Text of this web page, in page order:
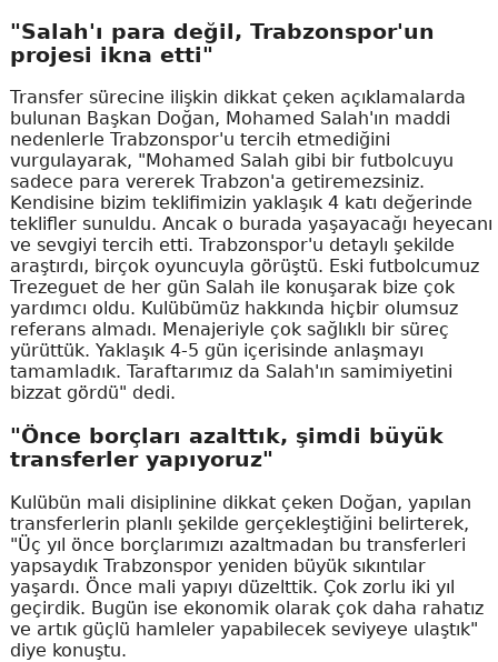
"Salah'ı para değil, Trabzonspor'un
projesi ikna etti"
Transfer sürecine ilişkin dikkat çeken açıklamalarda
bulunan Başkan Doğan, Mohamed Salah'ın maddi
nedenlerle Trabzonspor'u tercih etmediğini
vurgulayarak, "Mohamed Salah gibi bir futbolcuyu
sadece para vererek Trabzon'a getiremezsiniz.
Kendisine bizim teklifimizin yaklaşık 4 katı değerinde
teklifler sunuldu. Ancak o burada yaşayacağı heyecanı
ve sevgiyi tercih etti. Trabzonspor'u detaylı şekilde
araştırdı, birçok oyuncuyla görüştü. Eski futbolcumuz
Trezeguet de her gün Salah ile konuşarak bize çok
yardımcı oldu. Kulübümüz hakkında hiçbir olumsuz
referans almadı. Menajeriyle çok sağlıklı bir süreç
yürüttük. Yaklaşık 4-5 gün içerisinde anlaşmayı
tamamladık. Taraftarımız da Salah'ın samimiyetini
bizzat gördü" dedi.
"Önce borçları azalttık, şimdi büyük
transferler yapıyoruz"
Kulübün mali disiplinine dikkat çeken Doğan, yapılan
transferlerin planlı şekilde gerçekleştiğini belirterek,
"Üç yıl önce borçlarımızı azaltmadan bu transferleri
yapsaydık Trabzonspor yeniden büyük sıkıntılar
yaşardı. Önce mali yapıyı düzelttik. Çok zorlu iki yıl
geçirdik. Bugün ise ekonomik olarak çok daha rahatız
ve artık güçlü hamleler yapabilecek seviyeye ulaştık"
diye konuştu.